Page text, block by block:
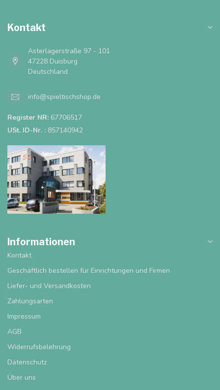
Kontakt
Asterlagerstraße 97 - 101
47228 Duisburg
Deutschland
info@spieltischshop.de
Register NR: 67706517
USt. ID-Nr. : 857140942
Informationen
Kontakt
Geschäftlich bestellen für Einrichtungen und Firmen
Liefer- und Versandkosten
Zahlungsarten
Impressum
AGB
Widerrufsbelehrung
Datenschutz
Über uns